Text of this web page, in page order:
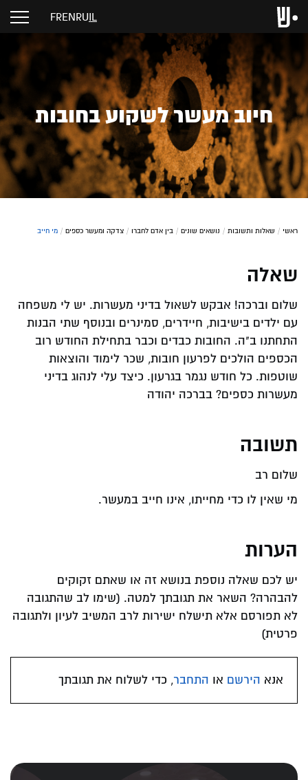
IL
RU
EN
FR
חיוב מעשר לשקוע בחובות
ראשי / שאלות ותשובות / נושאים שונים / בין אדם לחברו / צדקה ומעשר כספים / מי חייב
שאלה
שלום וברכה! אבקש לשאול בדיני מעשרות. יש לי משפחה
עם ילדים בישיבות, חיידרים, סמינרים ובנוסף שתי הבנות
התחתנו ב"ה. החובות כבדים וכבר בתחילת החודש רוב
הכספים הולכים לפרעון חובות, שכר לימוד והוצאות
שוטפות. כל חודש נגמר בגרעון. כיצד עלי לנהוג בדיני
מעשרות כספים? בברכה יהודה
תשובה
שלום רב
מי שאין לו כדי מחייתו, אינו חייב במעשר.
הערות
יש לכם שאלה נוספת בנושא זה או שאתם זקוקים
להבהרה? השאר את תגובתך למטה. (שימו לב שהתגובה
לא תפורסם אלא תישלח ישירות לרב המשיב לעיון ולתגובה
פרטית)
אנא הירשם או התחבר, כדי לשלוח את תגובתך